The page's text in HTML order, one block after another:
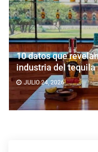
10 datos que
industria del tequila
JULIO 24, 2026